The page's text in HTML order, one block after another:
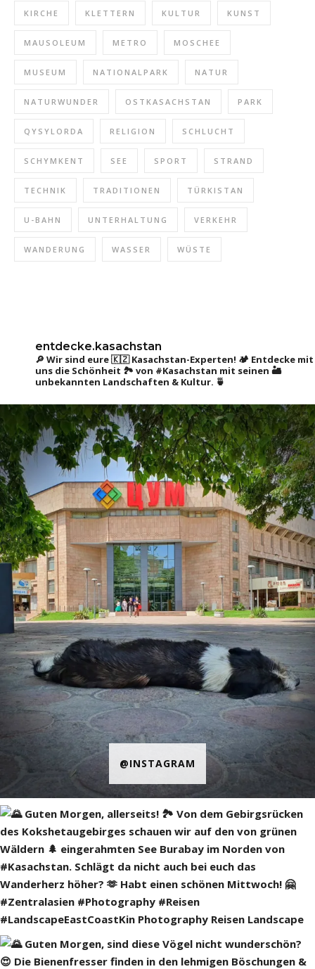
KIRCHE KLETTERN KULTUR KUNST
MAUSOLEUM METRO MOSCHEE
MUSEUM NATIONALPARK NATUR
NATURWUNDER OSTKASACHSTAN PARK
QYSYLORDA RELIGION SCHLUCHT
SCHYMKENT SEE SPORT STRAND
TECHNIK TRADITIONEN TÜRKISTAN
U-BAHN UNTERHALTUNG VERKEHR
WANDERUNG WASSER WÜSTE
@INSTAGRAM
entdecke.kasachstan
🔎 Wir sind eure 🇰🇿 Kasachstan-Experten! 🏕 Entdecke mit
uns die Schönheit 🏞 von #Kasachstan mit seinen 🏜
unbekannten Landschaften & Kultur. 🍵